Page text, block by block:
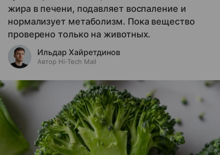
жира в печени, подавляет воспаление и
нормализует метаболизм. Пока вещество
проверено только на животных.
Ильдар Хайретдинов
Автор Hi-Tech Mail